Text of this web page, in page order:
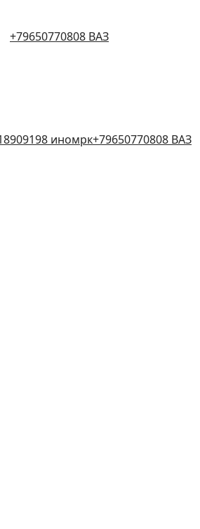
+79650770808 ВАЗ
иномрк+79650770808 ВАЗ